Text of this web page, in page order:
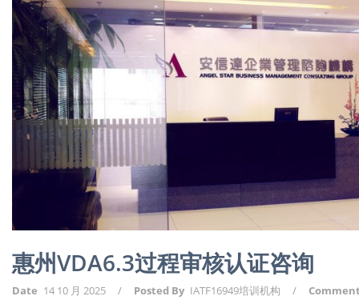
惠州VDA6.3过程审核认证咨询
Date 14 10 月 2025 / Posted By IATF16949培训机构 /